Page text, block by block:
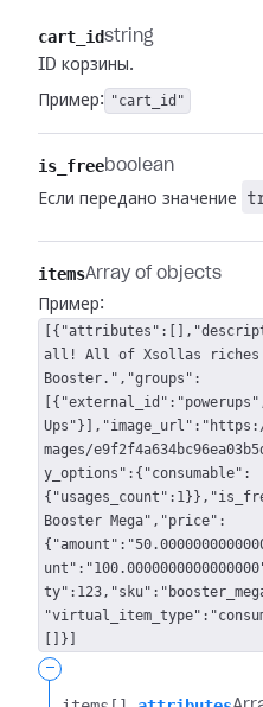
cart_idstring
ID корзины.
Пример: "cart_id"
is_freeboolean
Если передано значение
itemsArray of objects
Пример:
all! All of Xsollas riches
Booster.","groups":
mages/
y_options":{"consumable":
Booster Mega","price":
[]}]
-